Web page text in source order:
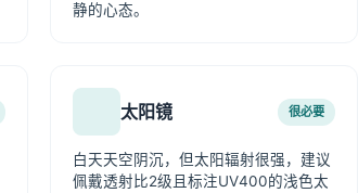
静的心态。
太阳镜 很必要
白天天空阴沉，但太阳辐射很强，建议
佩戴透射比2级且标注UV400的浅色太